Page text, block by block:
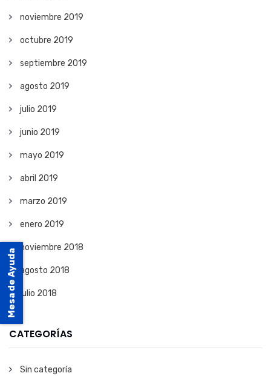
noviembre 2019
octubre 2019
septiembre 2019
agosto 2019
julio 2019
junio 2019
mayo 2019
abril 2019
marzo 2019
enero 2019
noviembre 2018
agosto 2018
julio 2018
CATEGORÍAS
Sin categoría
Mesa de Ayuda